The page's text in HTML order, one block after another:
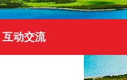
互动交流